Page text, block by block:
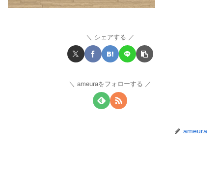
シェアする
ameuraをフォローする
ameura